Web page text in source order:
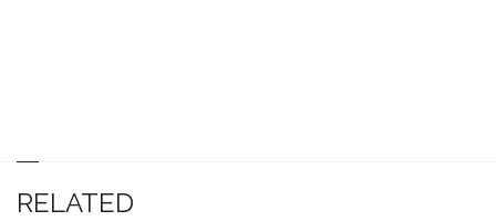
RELATED